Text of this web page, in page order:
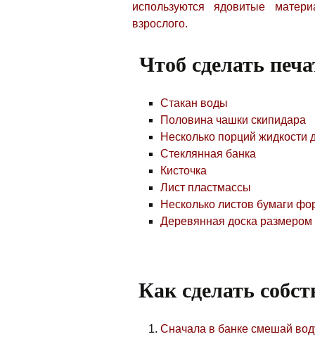
используются ядовитые
взрослого.
Чтоб сделать
Стакан воды
Половина чашки скипидара
Несколько порций жидкости
Стеклянная банка
Кисточка
Лист пластмассы
Несколько листов бумаги
Деревянная доска
Как сделать
Сначала в банке смешай